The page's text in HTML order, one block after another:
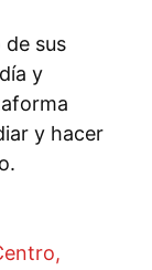
sus
y
y hacer